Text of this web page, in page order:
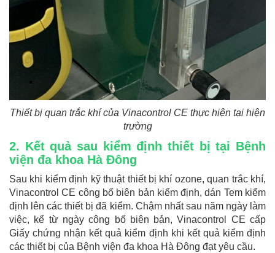
Thiết bị quan trắc khí của Vinacontrol CE thực hiện tại hiện
trường
2. Kết quả sau kiểm định thiết bị tại Bệnh
viện đa khoa Hà Đông
Sau khi kiểm định kỹ thuật thiết bị khí ozone, quan trắc khí,
Vinacontrol CE công bố biên bản kiểm định, dán Tem kiểm
định lên các thiết bị đã kiểm. Chậm nhất sau năm ngày làm
việc, kể từ ngày công bố biên bản, Vinacontrol CE cấp
Giấy chứng nhận kết quả kiểm định khi kết quả kiểm định
các thiết bị của Bệnh viện đa khoa Hà Đông đạt yêu cầu.